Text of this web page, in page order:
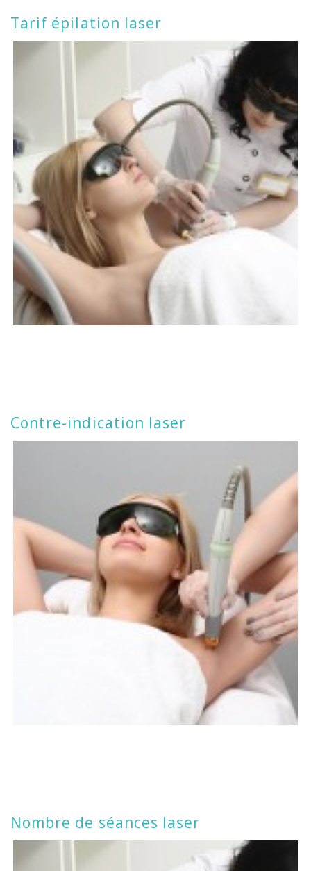
Tarif épilation laser
Contre-indication laser
Nombre de séances laser